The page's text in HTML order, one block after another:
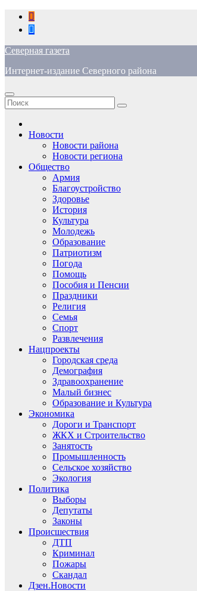
Перейти
содержимому
Северная газета
Интернет-издание Северного района
Новости
Новости района
Новости региона
Общество
Армия
Благоустройство
Здоровье
История
Культура
Молодежь
Образование
Патриотизм
Погода
Помощь
Пособия и Пенсии
Праздники
Религия
Семья
Спорт
Развлечения
Нацпроекты
Городская среда
Демография
Здравоохранение
Малый бизнес
Образование и Культура
Экономика
Дороги и Транспорт
ЖКХ и Строительство
Занятость
Промышленность
Сельское хозяйство
Экология
Политика
Выборы
Депутаты
Законы
Происшествия
ДТП
Криминал
Пожары
Скандал
Дзен.Новости